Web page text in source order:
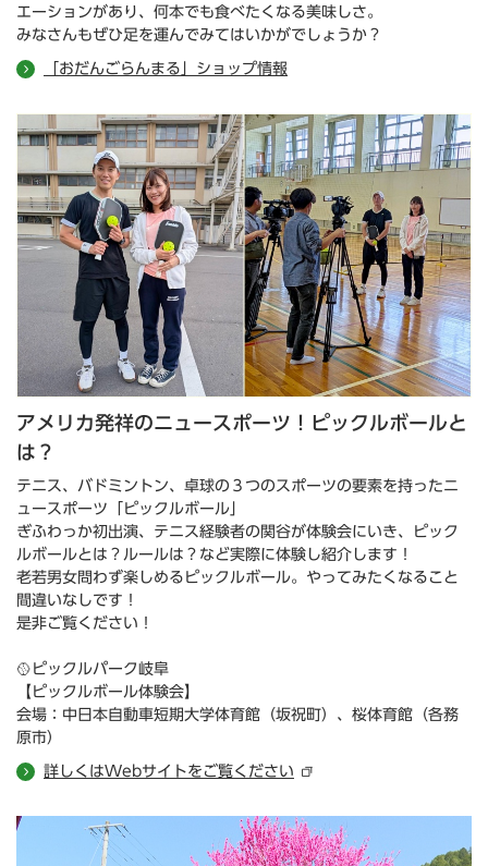
エーションがあり、何本でも食べたくなる美味しさ。
みなさんもぜひ足を運んでみてはいかがでしょうか？
「おだんごらんまる」ショップ情報
アメリカ発祥のニュースポーツ！ピックルボールと
は？
テニス、バドミントン、卓球の３つのスポーツの要素を持ったニ
ュースポーツ「ピックルボール」
ぎふわっか初出演、テニス経験者の関谷が体験会にいき、ピック
ルボールとは？ルールは？など実際に体験し紹介します！
老若男女問わず楽しめるピックルボール。やってみたくなること
間違いなしです！
是非ご覧ください！
🥎ピックルパーク岐阜
【ピックルボール体験会】
会場：中日本自動車短期大学体育館（坂祝町）、桜体育館（各務
原市）
詳しくはWebサイトをご覧ください